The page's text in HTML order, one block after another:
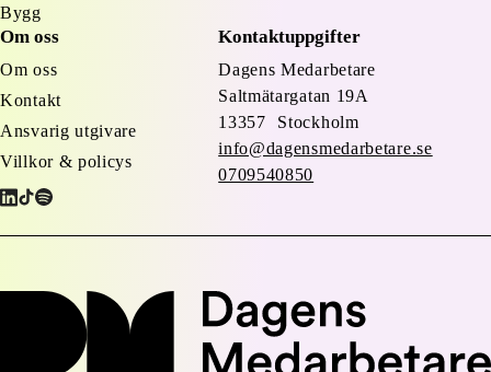
Bygg
Om oss
Om oss
Kontakt
Ansvarig utgivare
Villkor & policys
Kontaktuppgifter
Dagens Medarbetare
Saltmätargatan 19A
13357 Stockholm
info@dagensmedarbetare.se
0709540850